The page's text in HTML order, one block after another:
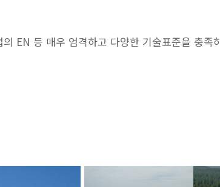
EN 등 매우 엄격하고 다양한 기술표준을 충